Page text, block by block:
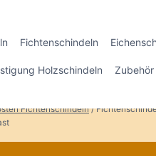
Fichtenschindeln
Holzschindeln
Fichtenschindeln/